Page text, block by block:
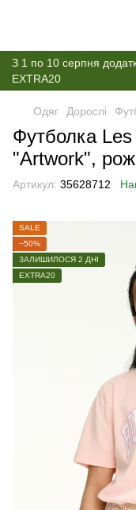
З 1 по 10 серпня
EXTRA20
Одяг Дорослі
Футболка
"Artwork",
Артикул: 35628712
SALE
−50%
ЗАЛИШИЛОСЯ 2 ДНІ
EXTRA20